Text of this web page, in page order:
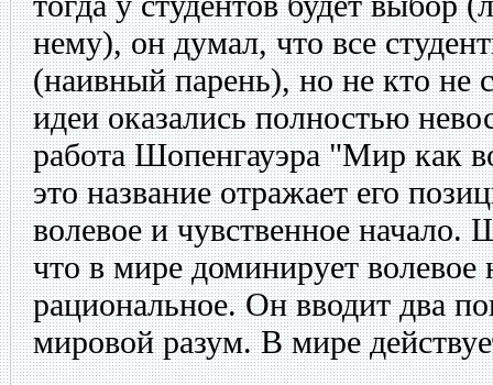
нему), он думал, что все
(наивный парень), но не кто не
идеи оказались полностью
работа Шопенгауэра "Мир как
это название отражает его
волевое и чувственное начало.
что в мире доминирует волевое
рациональное. Он вводит два
мировой разум. В мире